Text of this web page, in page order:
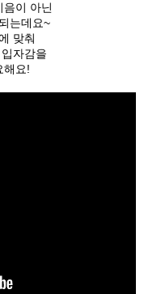
음이 아닌
는데요~
맞춰
자감을
해요!